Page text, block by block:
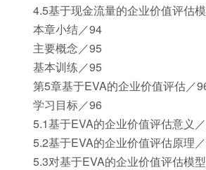
4.5基于现金流量的企业价值评估
本章小结／94
主要概念／95
基本训练／95
第5章基于EVA的企业价值评估／
学习目标／96
5.1基于EVA的企业价值评估意义
5.2基于EVA的企业价值评估原理
5.3对基于EVA的企业价值评估模